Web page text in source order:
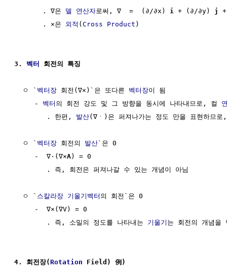
       . ∇은
델 연산자로써, ∇  =  (∂/∂x) i + (∂/∂y) j
       . ×은
외적 (Cross Product )
3. 벡터 회전의 특징
  ㅇ `
벡터장 회전(∇×)`은 또다른 벡터장이 됨
     -
벡터 의 회전 강도 및 그 방향을 동시에 나타내므로, 컬
        . 한편,
발산(∇ㆍ)은 퍼져나가는 정도 만을 표현하므
  ㅇ `
벡터장 회전의 발산`은 0
     -  ∇·(∇×
A) = 0
        . 즉, 회전은 퍼져나갈 수 있는 개념이 아님
  ㅇ `
스칼라장 기울기벡터 의 회전`은 0
     -  ∇×(∇V) = 0
        . 즉, 소밀의 정도를 나타내는
기울기 는 회전의 개념을
4. 회전장(Rotation Field) 例)